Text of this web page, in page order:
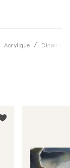
Acrylique Dinah